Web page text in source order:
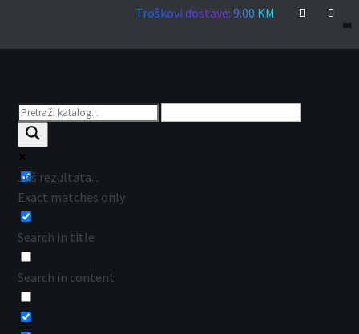
Troškovi dostave: 9.00 KM
Još rezultata...
Exact matches only
Search in title
Search in content